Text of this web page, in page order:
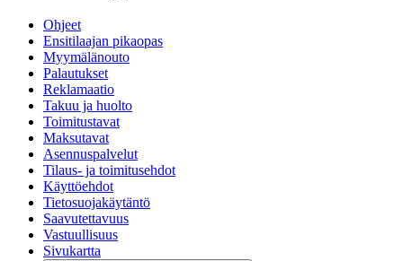
Ohjeet
Ensitilaajan pikaopas
Myymälänouto
Palautukset
Reklamaatio
Takuu ja huolto
Toimitustavat
Maksutavat
Asennuspalvelut
Tilaus- ja toimitusehdot
Käyttöehdot
Tietosuojakäytäntö
Saavutettavuus
Vastuullisuus
Sivukartta